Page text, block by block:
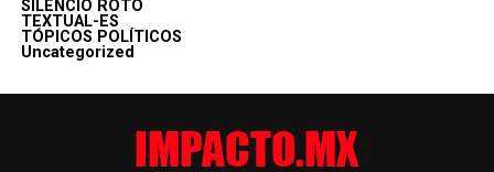
SILENCIO ROTO
TEXTUAL-ES
TÓPICOS POLÍTICOS
Uncategorized